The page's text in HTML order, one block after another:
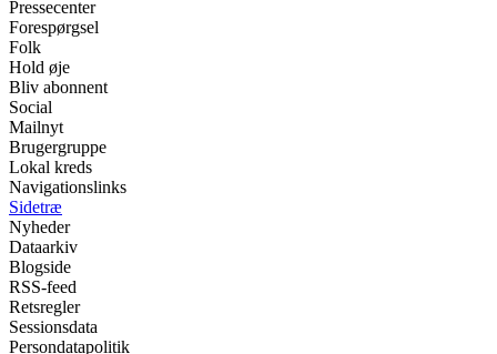
Pressecenter
Forespørgsel
Folk
Hold øje
Bliv abonnent
Social
Mailnyt
Brugergruppe
Lokal kreds
Navigationslinks
Sidetræ
Nyheder
Dataarkiv
Blogside
RSS-feed
Retsregler
Sessionsdata
Persondatapolitik